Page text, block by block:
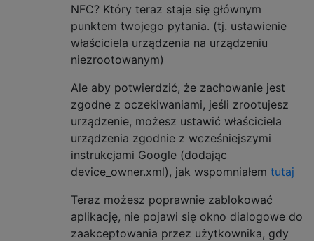
NFC? Który teraz staje się głównym
punktem twojego pytania. (tj. ustawienie
właściciela urządzenia na urządzeniu
niezrootowanym)
Ale aby potwierdzić, że zachowanie jest
zgodne z oczekiwaniami, jeśli zrootujesz
urządzenie, możesz ustawić właściciela
urządzenia zgodnie z wcześniejszymi
instrukcjami Google (dodając
device_owner.xml), jak wspomniałem tutaj
Teraz możesz poprawnie zablokować
aplikację, nie pojawi się okno dialogowe do
zaakceptowania przez użytkownika, gdy